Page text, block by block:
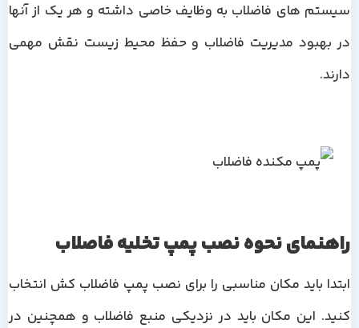
سیستم های فاضلاب به وظایف خاصی داشته و هر یک از آنها
در بهبود مدیریت فاضلاب و حفظ محیط زیست نقش مهمی
دارند.
راهنمای نحوه نصب پمپ تخلیه فاصلاب
ابتدا باید مکان مناسبی را برای نصب پمپ فاضلاب کش انتخاب
کنید. این مکان باید در نزدیکی منبع فاضلاب و همچنین در